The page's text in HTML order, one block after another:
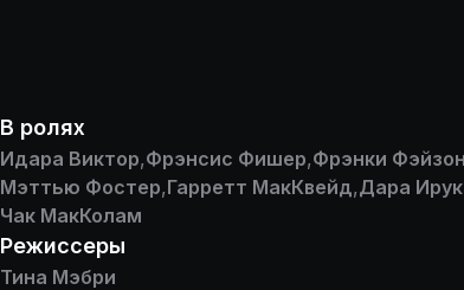
В ролях
Идара Виктор,Фрэнсис Фишер,Фрэнки Фэйзон
Мэттью Фостер,Гарретт МакКвейд,Дара
Чак МакКолам
Режиссеры
Тина Мэбри